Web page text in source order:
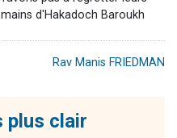
d'Hakadoch Baroukh
Rav Manis FRIEDMAN
plus clair